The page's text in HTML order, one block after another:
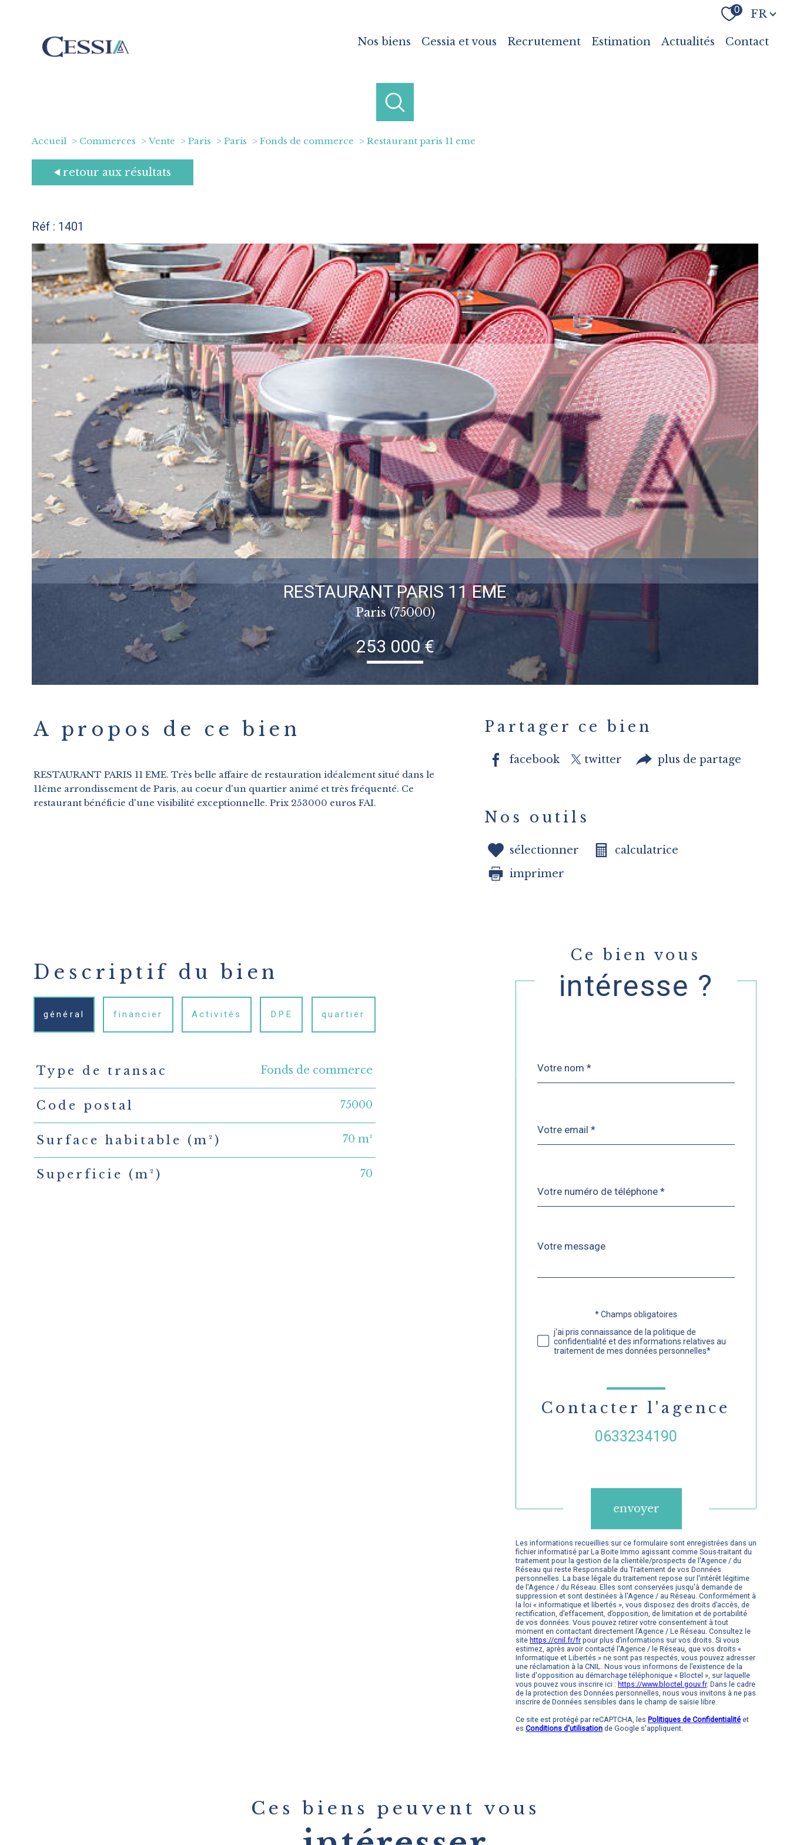
0 Langue
FR
Nos biens Cessia et vous Recrutement Estimation Actualités Contact
Accueil Commerces Vente Paris Paris Fonds de commerce Restaurant paris 11 eme
retour aux résultats
Réf : 1401
RESTAURANT PARIS 11 EME
Paris (75000)
253 000 €
A propos de ce bien
RESTAURANT PARIS 11 EME. Très belle affaire de restauration idéalement situé dans le
11ème arrondissement de Paris, au coeur d'un quartier animé et très fréquenté. Ce
restaurant bénéficie d'une visibilité exceptionnelle. Prix 253000 euros FAI.
Partager ce bien
facebook twitter plus de partage
Nos outils
sélectionner
calculatrice
imprimer
Descriptif du bien
général financier Activités DPE quartier
TRAD_PAMPERO_Caracteristique
Type de transac Fonds de commerce
Code postal 75000
Surface habitable (m²) 70 m²
Superficie (m²) 70
Ce bien vous
intéresse ?
*
*
*
Fieldset
défaut
Message
*
Validation* Champs obligatoires
j'ai pris connaissance de la politique de
confidentialité et des informations relatives au
traitement de mes données personnelles*
Contacter l'agence
0633234190
envoyer
Les informations recueillies sur ce formulaire sont enregistrées dans un
fichier informatisé par La Boite Immo agissant comme Sous-traitant du
traitement pour la gestion de la clientèle/prospects de l'Agence / du
Réseau qui reste Responsable du Traitement de vos Données
personnelles. La base légale du traitement repose sur l'intérêt légitime
de l'Agence / du Réseau. Elles sont conservées jusqu'à demande de
suppression et sont destinées à l'Agence / au Réseau. Conformément à
la loi « informatique et libertés », vous disposez des droits d’accès, de
rectification, d’effacement, d’opposition, de limitation et de portabilité
de vos données. Vous pouvez retirer votre consentement à tout
moment en contactant directement l’Agence / Le Réseau. Consultez le
site https://cnil.fr/frpour plus d’informations sur vos droits. Si vous
estimez, après avoir contacté l'Agence / le Réseau, que vos droits «
Informatique et Libertés » ne sont pas respectés, vous pouvez adresser
une réclamation à la CNIL. Nous vous informons de l’existence de la
liste d'opposition au démarchage téléphonique « Bloctel », sur laquelle
vous pouvez vous inscrire ici : https://www.bloctel.gouv.fr. Dans le cadre
de la protection des Données personnelles, nous vous invitons à ne pas
inscrire de Données sensibles dans le champ de saisie libre.
Ce site est protégé par reCAPTCHA, les Politiques de Confidentialitéet
es Conditions d'utilisation de Google s'appliquent.
Ces biens peuvent vous